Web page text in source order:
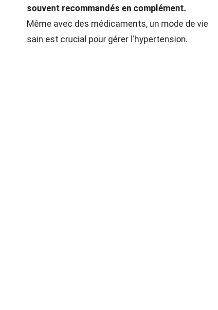
souvent recommandés en complément.
Même avec des médicaments, un mode de vie
sain est crucial pour gérer l'hypertension.